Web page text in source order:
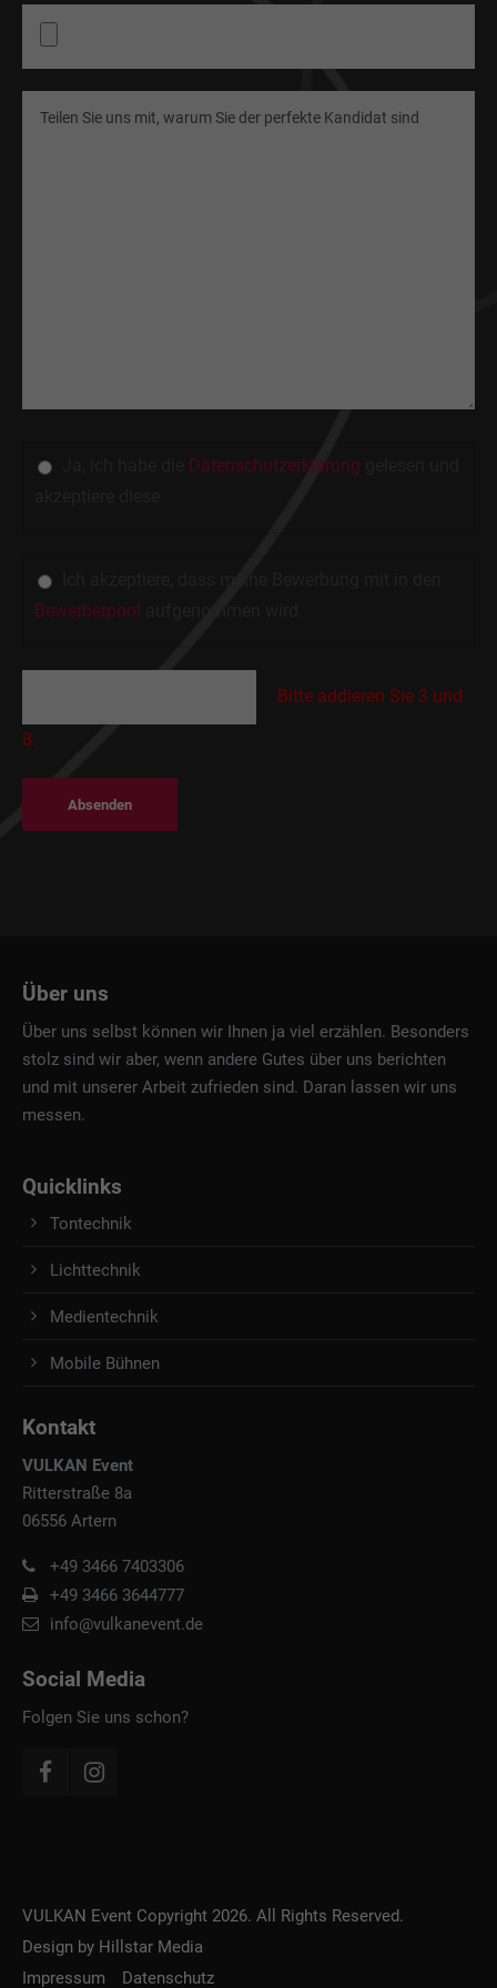
About us
Datenschutzerklärung
Bewerberpool
Bitte addieren Sie 3 und
8.
Absenden
Über uns
Über uns selbst können wir Ihnen ja viel erzählen. Besonders
stolz sind wir aber, wenn andere Gutes über uns berichten
und mit unserer Arbeit zufrieden sind. Daran lassen wir uns
messen.
Quicklinks
Tontechnik
Lichttechnik
Medientechnik
Mobile Bühnen
Kontakt
VULKAN Event
Ritterstraße 8a
06556 Artern
+49 3466 7403306
+49 3466 3644777
info@vulkanevent.de
Social Media
Folgen Sie uns schon?
VULKAN Event Copyright 2026. All Rights Reserved.
Design by Hillstar Media
Impressum
Datenschutz